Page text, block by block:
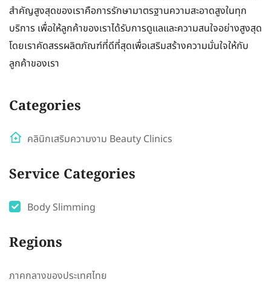
สำคัญสูงสุดของเราคือการรักษามาตรฐานความสะอาดสูงในทุก
บริการ เพื่อให้ลูกค้าของเราได้รับการดูแลและความสนใจอย่างสูงสุด
โดยเราคัดสรรผลิตภัณฑ์ที่ดีที่สุดเพื่อเสริมสร้างความมั่นใจให้กับ
ลูกค้าของเรา
Categories
คลินิกเสริมความงาม Beauty Clinics
Service Categories
Body Slimming
Regions
ภาคกลางของประเทศไทย